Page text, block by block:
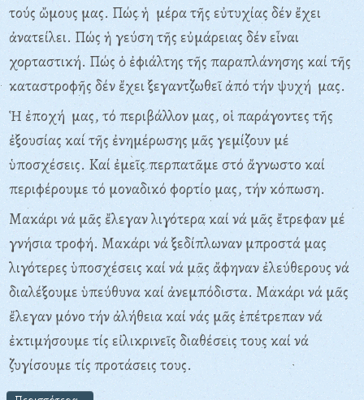
τούς ὤμους μας. Πώς ἡ μέρα τῆς εὐτυχίας δέν ἔχει
ἀνατείλει. Πώς ἡ γεύση τῆς εὐμάρειας δέν εἶναι
χορταστική. Πώς ὁ ἐφιάλτης τῆς παραπλάνησης καί τῆς
καταστροφῆς δέν ἔχει ξεγαντζωθεῖ ἀπό τήν ψυχή μας.
Ἡ ἐποχή μας, τό περιβάλλον μας, οἱ παράγοντες τῆς
ἐξουσίας καί τῆς ἐνημέρωσης μᾶς γεμίζουν μέ
ὑποσχέσεις. Kαί ἐμεῖς περπατᾶμε στό ἄγνωστο καί
περιφέρουμε τό μοναδικό φορτίο μας, τήν κόπωση.
Mακάρι νά μᾶς ἔλεγαν λιγότερα καί νά μᾶς ἔτρεφαν μέ
γνήσια τροφή. Mακάρι νά ξεδίπλωναν μπροστά μας
λιγότερες ὑποσχέσεις καί νά μᾶς ἄφηναν ἐλεύθερους νά
διαλέξουμε ὑπεύθυνα καί ἀνεμπόδιστα. Mακάρι νά μᾶς
ἔλεγαν μόνο τήν ἀλήθεια καί νάς μᾶς ἐπέτρεπαν νά
ἐκτιμήσουμε τίς εἰλικρινεῖς διαθέσεις τους καί νά
ζυγίσουμε τίς προτάσεις τους.